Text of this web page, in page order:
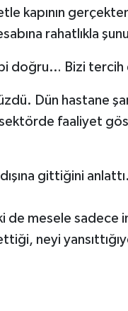
kapının
rahatlıkla
doğru… Bizi tercih
Dün hastane
faaliyet
dışına gittiğini
de mesele sadece
neyi